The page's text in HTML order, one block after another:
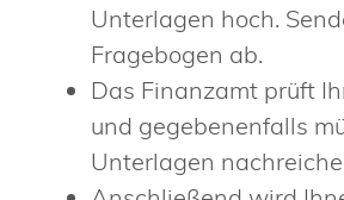
Unterlagen hoch.
Fragebogen ab.
Das Finanzamt prüft
und gegebenenfalls
Unterlagen